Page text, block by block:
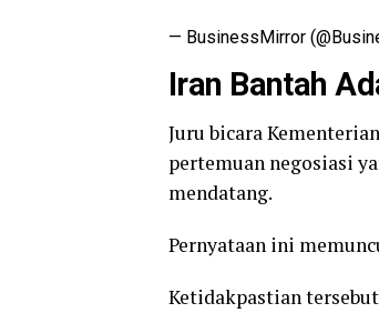
— BusinessMirror
Iran Bantah
Juru bicara
pertemuan negosiasi
mendatang.
Pernyataan ini
Ketidakpastian